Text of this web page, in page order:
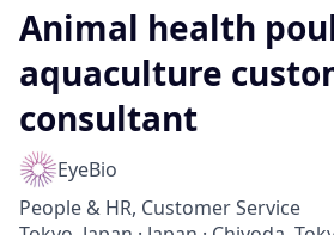
Animal health
aquaculture
consultant
EyeBio
People & HR, Customer Service